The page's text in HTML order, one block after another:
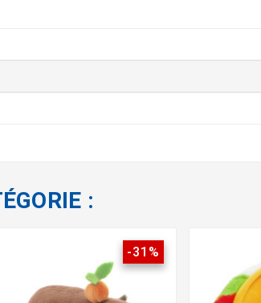
:
-31%